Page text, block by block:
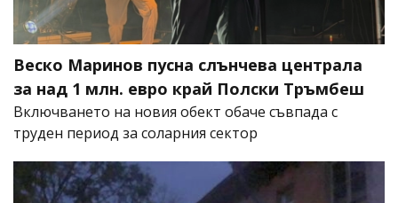
Веско Маринов пусна слънчева централа
за над 1 млн. евро край Полски Тръмбеш
Включването на новия обект обаче съвпада с
труден период за соларния сектор